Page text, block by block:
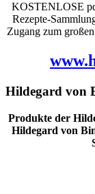
KOSTENLOSE
Rezepte-
Zugang zum
Hildegard von
Produkte der
Hildegard von